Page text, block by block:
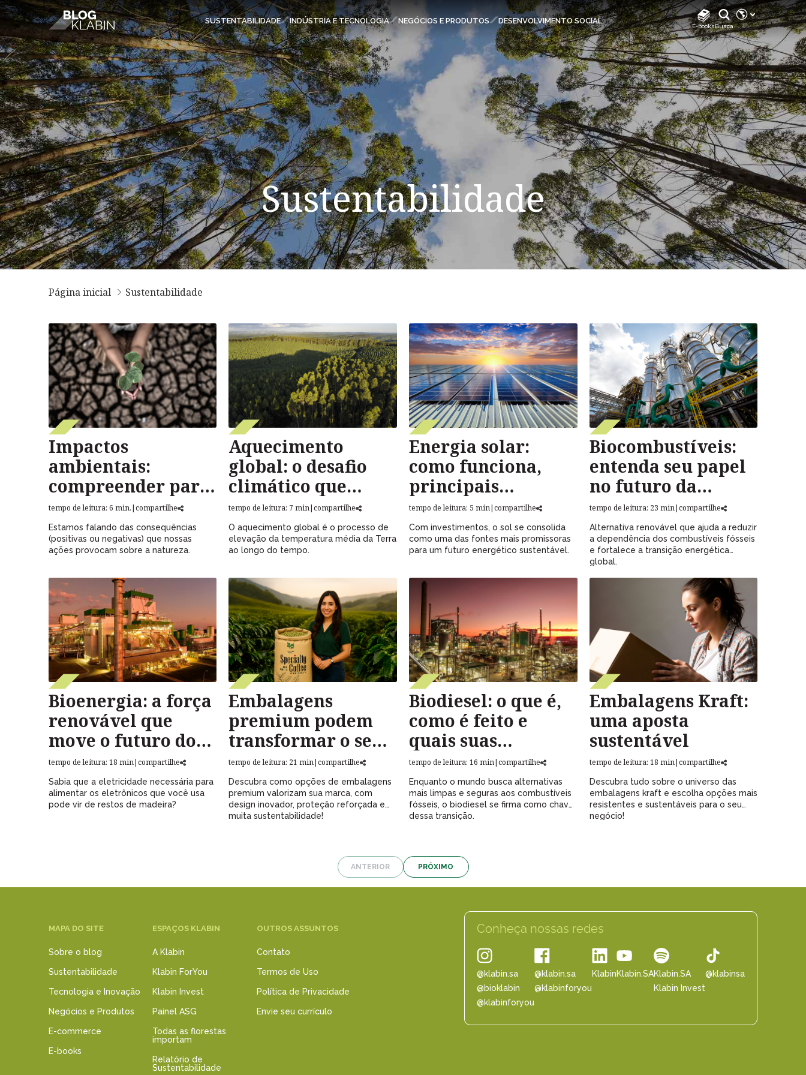
Pular para o Conteúdo principal
SUSTENTABILIDADE INDÚSTRIA E TECNOLOGIA NEGÓCIOS E PRODUTOS DESENVOLVIMENTO SOCIAL
E-booksBusca
ESPAÇOS KLABIN
Carreiras
Relatório de Sustentabilidade
Parque Ecológico Klabin
Klabin ForYou
Relações com Investidores
Todas Florestas Importam
Programa Caiubi
Inova Klabin
REDES SOCIAIS
Instagram
Instagram Biodiverdidade
Instagram Klabin For You
TikTok
Facebook
LinkedIn
Facebook Klabin For You
YouTube
Spotify
Sustentabilidade
Página inicial Sustentabilidade
Impactos
ambientais:
compreender para
transformar o
futuro
tempo de leitura: 6 min.|compartilhe
Estamos falando das consequências
(positivas ou negativas) que nossas
ações provocam sobre a natureza.
Aquecimento
global: o desafio
climático que
transforma o
planeta
tempo de leitura: 7 min|compartilhe
O aquecimento global é o processo de
elevação da temperatura média da Terra
ao longo do tempo.
Energia solar:
como funciona,
principais
vantagens e
aplicações
tempo de leitura: 5 min|compartilhe
Com investimentos, o sol se consolida
como uma das fontes mais promissoras
para um futuro energético sustentável.
Biocombustíveis:
entenda seu papel
no futuro da
energia
tempo de leitura: 23 min|compartilhe
Alternativa renovável que ajuda a reduzir
a dependência dos combustíveis fósseis
e fortalece a transição energética
global.
Bioenergia: a força
renovável que
move o futuro do
Brasil
tempo de leitura: 18 min|compartilhe
Sabia que a eletricidade necessária para
alimentar os eletrônicos que você usa
pode vir de restos de madeira?
Embalagens
premium podem
transformar o seu
negócio!
tempo de leitura: 21 min|compartilhe
Descubra como opções de embalagens
premium valorizam sua marca, com
design inovador, proteção reforçada e
muita sustentabilidade!
Biodiesel: o que é,
como é feito e
quais suas
vantagens
tempo de leitura: 16 min|compartilhe
Enquanto o mundo busca alternativas
mais limpas e seguras aos combustíveis
fósseis, o biodiesel se firma como chave
dessa transição.
Embalagens Kraft:
uma aposta
sustentável
tempo de leitura: 18 min|compartilhe
Descubra tudo sobre o universo das
embalagens kraft e escolha opções mais
resistentes e sustentáveis para o seu
negócio!
ANTERIOR PRÓXIMO
MAPA DO SITE
Sobre o blog
Sustentabilidade
Tecnologia e Inovação
Negócios e Produtos
E-commerce
E-books
ESPAÇOS KLABIN
A Klabin
Klabin ForYou
Klabin Invest
Painel ASG
Todas as florestas
importam
Relatório de
Sustentabilidade
OUTROS ASSUNTOS
Contato
Termos de Uso
Política de Privacidade
Envie seu currículo
Conheça nossas redes
@klabin.sa
@bioklabin
@klabinforyou
@klabin.sa
@klabinforyou
KlabinKlabin.SAKlabin.SA
Klabin Invest
@klabinsa